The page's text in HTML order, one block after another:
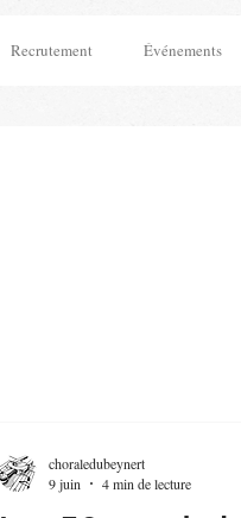
Recrutement Événements
choraledubeynert
9 juin
4 min de lecture